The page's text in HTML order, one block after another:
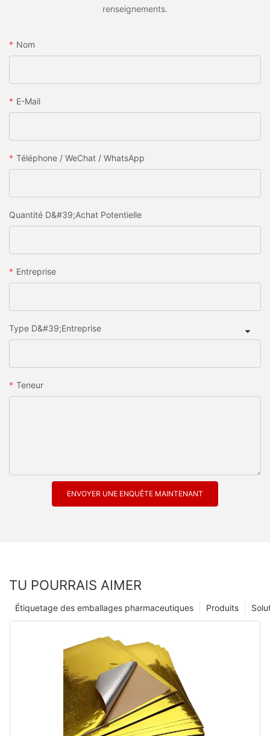
renseignements.
Nom
E-Mail
Téléphone / WeChat / WhatsApp
Quantité D&#39;achat Potentielle
Entreprise
Type D&#39;entreprise
Teneur
ENVOYER UNE ENQUÊTE MAINTENANT
TU POURRAIS AIMER
Produits
Étiquetage des emballages pharmaceutiques